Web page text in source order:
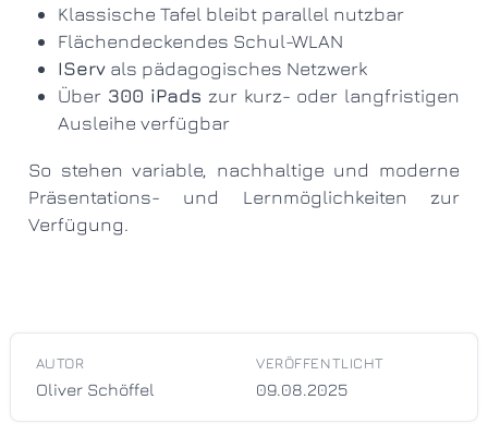
Klassische Tafel bleibt parallel nutzbar
Flächendeckendes Schul-WLAN
IServ als pädagogisches Netzwerk
Über 300 iPads zur kurz- oder langfristigen
Ausleihe verfügbar
So stehen variable, nachhaltige und moderne
Präsentations- und Lernmöglichkeiten zur
Verfügung.
AUTOR
Oliver Schöffel
VERÖFFENTLICHT
09.08.2025